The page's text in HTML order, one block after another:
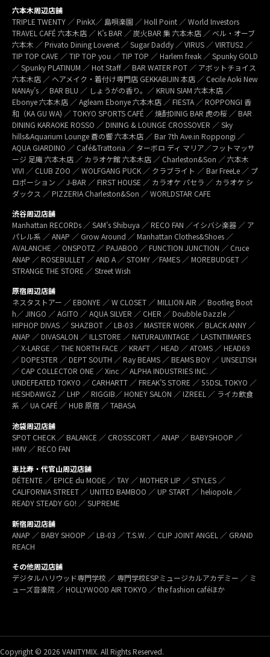
六本木周辺店舗
TRIPLE TWENTY ／ PinkX／ 島唄楽園 ／ Holl Point ／ World Investors
TRAVEL CAFÉ 六本木店 ／ K’s BAR ／ 炭火BAR 集 六本木店 ／ ベル・オーブ
六本木 ／ Privato Dining Lovenet ／ Sugar Daddy ／ VIRUS ／ VIRTUS2 ／
TIP TOP CAVE ／ TIP TOP you ／ TIP TOP ／ Harlem freak ／ Spunky GOLD
／ Spunky PLATINUM ／ Hot Staff ／ BAR WATER POT ／ アボットチョイス
六本木店 ／ ヘアメイク・着付け専門店 GEKKABIJIN 本店 ／ Cecile Aoki New
NANAy’s ／ BAR BLU ／ しょうがの香り。／ KRUN SIAM 六本木店 ／
Ebonye 六本木店 ／ Agleam Ebonye 六本木店 ／ FIESTA ／ ROPPONGI 香
和（KA GU WA) ／ TOKYO SPORTS CAFÉ ／ 焼酎DINIG BAR 虎の桜 ／ BAR
DINING KARAOKE ROSSO ／ DINING & LOUNGE CROSSOVER ／ Sky
hills&Aquarium Lounge 蒼の響 六本木店 ／ Bar 7th Ave.in Roppongi ／
AQUA GIARDINO ／ Café&Trattoria ／ ターボロ ディ マリア／フットマッサ
ージ 足庵 六本木店 ／ カラオケ館 六本木店 ／ Charleston&Son ／ 六本木
VIVI ／ CLUB ZOO ／ WOLFGANG PUCK ／ クラブライト ／ Bar FreeLe ／ プ
ロポーション ／ J-BAR ／ FIRST HOUSE ／ カラオケ パセラ ／ カラオケ シ
ダックス ／ PIZZERIA Charleston&Son ／ WORLDSTAR CAFE
渋谷周辺店舗
Manhattan RECORDs ／ SAM’s Shibuya ／ RECO FAN ／イシバシ楽器 ／ ア
パレル系 ／ ANAP ／ Grow Around ／ Manhattan Clothes&Shoes ／
AVALANCHE ／ ONSPOTZ ／ PAJABOO ／ FUNCTION JUNCTION ／ Cruce
ANAP ／ ROSEBULLET ／ AND A ／ STOMY ／FAMES ／ MOREBUDGET ／
STRANGE THE STORE ／ Street Wish
原宿周辺店舗
ネスタストアー ／ EBONYE ／ W CLOSET ／ MILLION AIR ／ Bootleg Boot
h／ JINGO ／ AGITO ／ AQUA SILVER ／ CHER ／ Doubble Dazzle ／
HIPHOP DIVAS ／ SHAZBOT ／ LB-03 ／ MASTER WORK ／ BLACK ANNY ／
ANAP ／ DIVASALON ／ ILLSTORE ／ NATURALVINTAGE ／ LASTNTIMARES
／ X-LARGE ／ THE NORTH FACE ／ KRAFT ／ HEAD ／ ATOMS ／ HEAD69
／ DOPESTER ／ DEPT SOUTH ／ Ray BEAMS ／ BEAMS BOY ／ UNSELTISH
／ CAP COLLECTOR ONE ／ Xinc ／ ALPHA INDUSTRIES INC. ／
UNDEFEATED TOKYO ／ CARHARTT ／ FREAK’S STORE ／ 55DSL TOKYO ／
HESHDAWGZ ／ LHP ／ RIGGIB／ HONEY SALON ／ IZREEL ／ ライカ飲食
系 ／ UA CAFÉ ／ HUB 原宿 ／ TABASA
池袋周辺店舗
SPOT CHECK ／ BALANCE ／ CROSSCORT ／ ANAP ／ BABYSHOOP ／
HMV ／ RECO FAN
恵比寿・代官山周辺店舗
DÉTENTE ／ EPICE du MODE ／ TAY ／ MOTHER LIP ／ STYLES ／
CALIFORNIA STREET ／ UNITED BAMBOO ／ UP START ／ heliopole ／
READY STEADY GO! ／ SUPREME
新宿周辺店舗
ANAP ／ BABY SHOOP ／ LB-03 ／ T.S.W. ／ CLIP JOINT ANGEL ／ GRAND
REACH
その他周辺店舗
デジタルハリウッド専門学校 ／ 専門学校ESPミュージカルアカデミー ／ ミ
ューズ音楽院 ／ HOLLYWOOD AIR TOKYO ／ the fashion caféほか
Copyright © 2026 VANITYMIX. All Rights Reserved.